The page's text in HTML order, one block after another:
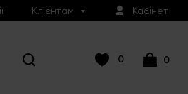
Клієнтам Кабінет
0 0